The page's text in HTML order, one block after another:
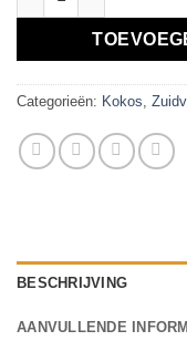
Categorieën: Kokos
BESCHRIJVING
AANVULLENDE